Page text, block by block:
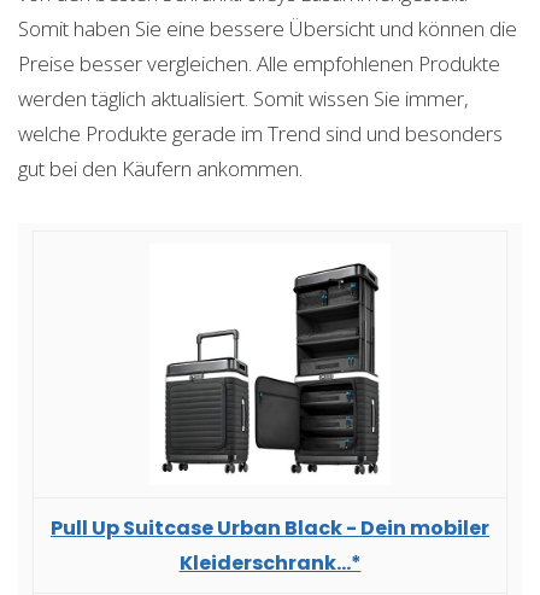
Somit haben Sie eine bessere Übersicht und können die
Preise besser vergleichen. Alle empfohlenen Produkte
werden täglich aktualisiert. Somit wissen Sie immer,
welche Produkte gerade im Trend sind und besonders
gut bei den Käufern ankommen.
Pull Up Suitcase Urban Black - Dein mobiler
Kleiderschrank...*